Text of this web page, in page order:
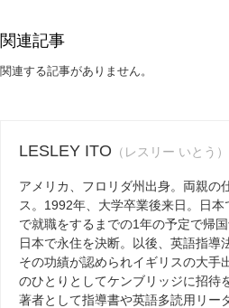
関連記事
関連する記事がありません。
LESLEY ITO （レスリー いとう）
アメリカ、フロリダ州出身。両親の
ス。1992年、大学卒業後来日。日
で就職をするまでの1年の予定で帰
日本で永住を決断。以後、英語指導
その功績が認められイギリスの大手
のひとりとしてケンブリッジに招待
著者として指導書や英語多読用リー